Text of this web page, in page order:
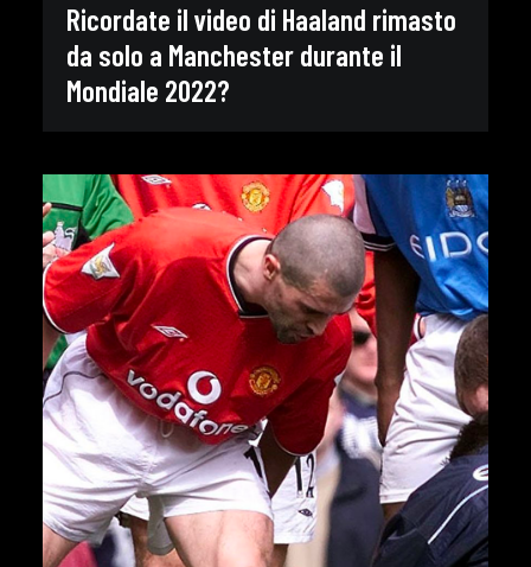
Ricordate il video di Haaland rimasto
da solo a Manchester durante il
Mondiale 2022?